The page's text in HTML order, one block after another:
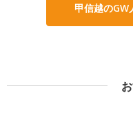
甲信越のGW